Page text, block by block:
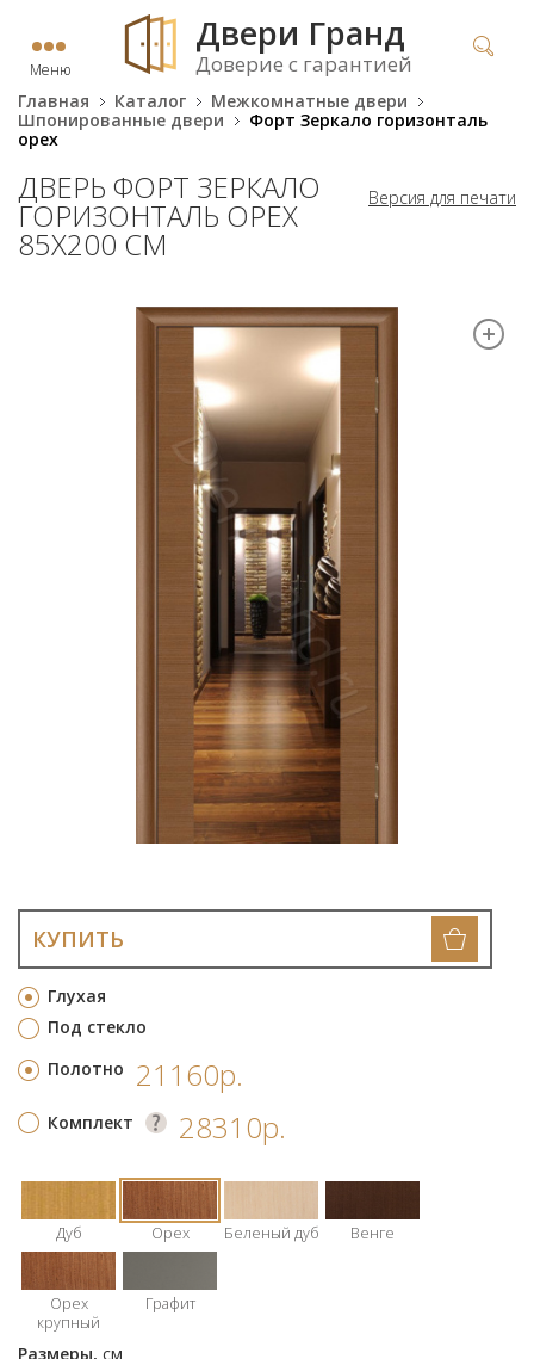
Меню
Двери Гранд
Доверие с гарантией
Главная Каталог
Межкомнатные двери
Шпонированные двери
Форт Зеркало горизонталь
орех
Версия для печати
ДВЕРЬ ФОРТ ЗЕРКАЛО
ГОРИЗОНТАЛЬ ОРЕХ
85Х200 СМ
Глухая
Под стекло
КУПИТЬ
Полотно 21160р.
Комплект 28310р.
Дуб Орех Беленый дуб Венге
Орех
крупный
Графит
Размеры, см